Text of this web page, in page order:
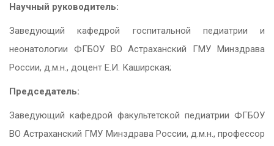
Научный руководитель:
Заведующий кафедрой госпитальной педиатрии и
неонатологии ФГБОУ ВО Астраханский ГМУ Минздрава
России, д.м.н., доцент Е.И. Каширская;
Председатель:
Заведующий кафедрой факультетской педиатрии ФГБОУ
ВО Астраханский ГМУ Минздрава России, д.м.н., профессор